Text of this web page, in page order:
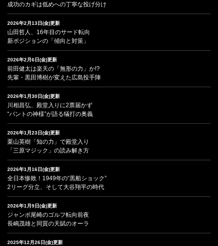
成功のカギは低めへの丁寧な投げ分け
2026年2月13日(金)更新
山田哲人、16年目のサード転向
新ポジションの「傾向と対策」
2026年2月6日(金)更新
前田健太は楽天の「無形の力」か!?
先輩・黒田博樹が変えた広島投手陣
2026年1月30日(金)更新
川相昌弘、殿堂入りに2票届かず
“バントの神様”が語る犠打の奥義
2026年1月23日(金)更新
栗山英樹「知の力」で殿堂入り
「三原マジック」の読み解き方
2026年1月16日(金)更新
全日本惨敗！1949年の“黒船ショック”
2リーグ分立、そして大谷翔平の時代
2026年1月9日(金)更新
ジャンボ尾崎のゴルフ転向前夜
長嶋茂雄と同質の天賦のオーラ
2025年12月26日(金)更新